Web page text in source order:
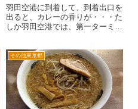
羽田空港に到着して、到着出口を
出ると、カレーの香りが・・・た
しか羽田空港では、第一ターミナ
な・・・ なんか昔から羽田の
到着口を出たらカレー屋さんがあ
るイメージがあります。そして、
バ...
その他東京都